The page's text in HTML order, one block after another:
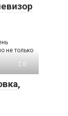
не только
0